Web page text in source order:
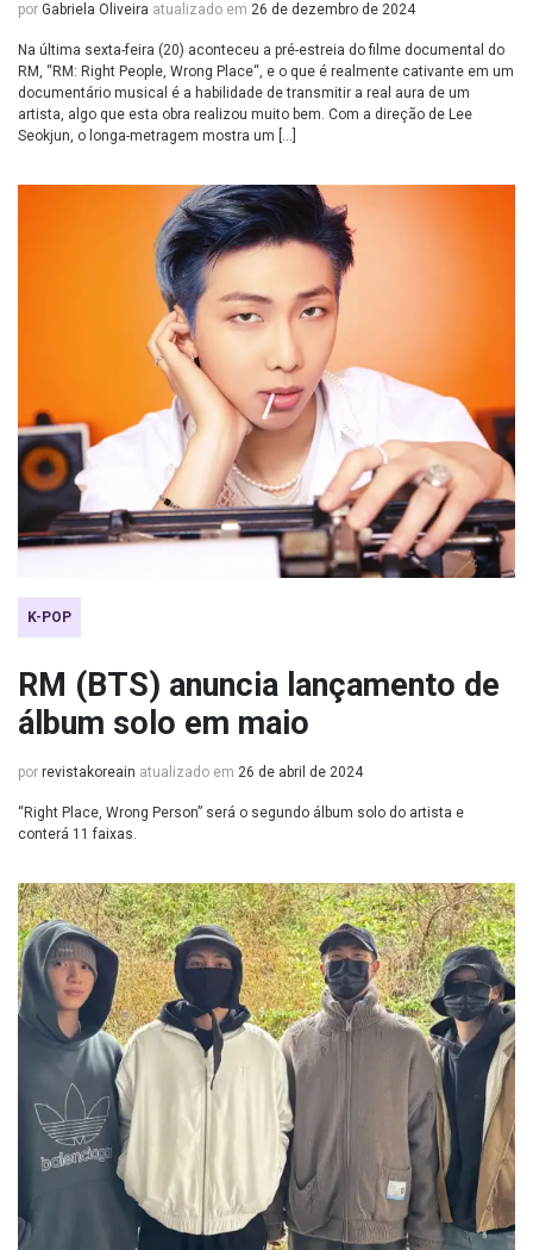
por Gabriela Oliveira atualizado em 26 de dezembro de 2024
Na última sexta-feira (20) aconteceu a pré-estreia do filme documental do
RM, “RM: Right People, Wrong Place“, e o que é realmente cativante em um
documentário musical é a habilidade de transmitir a real aura de um
artista, algo que esta obra realizou muito bem. Com a direção de Lee
Seokjun, o longa-metragem mostra um […]
K-POP
RM (BTS) anuncia lançamento de
álbum solo em maio
por revistakoreain atualizado em 26 de abril de 2024
“Right Place, Wrong Person” será o segundo álbum solo do artista e
conterá 11 faixas.